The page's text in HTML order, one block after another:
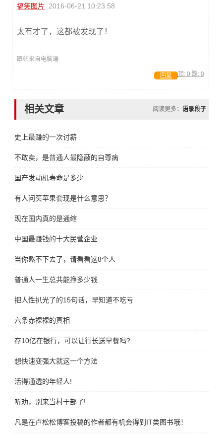
搞笑图片 2016-06-21 10:23:58
太有才了，这都被发现了！
跟帖来自电脑端
顶: 0 踩: 0
回复
相关文章 阅读更多： 语录段子
史上最赚的一次讨薪
不敢卖，是普通人最隐蔽的自尊病
国产发动机寿命是多少
有人问买苹果套现是什么意思？
现在国内真的是通缩
中国最赚钱的十大民营企业
当你熬不下去了，请看看这8个人
普通人一生总共能挣多少钱
把人性扒光了的15句话，早知道不吃亏
六条赤裸裸的真相
存10亿在银行，可以让行长送早餐吗?
想快速变强大就这一个方法
活得通透的年轻人!
听劝，别来当村干部了!
凡是在卢松松博客投稿的作者都有机会得到IT类图书哦！